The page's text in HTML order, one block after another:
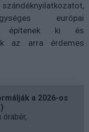
európai
építenek ki és
az arra érdemes
a 2026-os
órabér,